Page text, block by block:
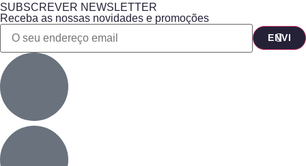
SUBSCREVER NEWSLETTER
Receba as nossas novidades e promoções